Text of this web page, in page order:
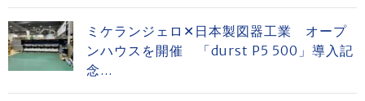
ミケランジェロ✕日本製図器工業 オープ
ンハウスを開催 「durst P5 500」導入記
念...